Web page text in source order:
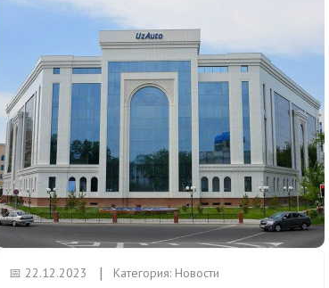
📅 22.12.2023 Категория: Новости